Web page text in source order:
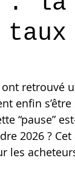
retrouvé
enfin
“pause”
2026 ?
les